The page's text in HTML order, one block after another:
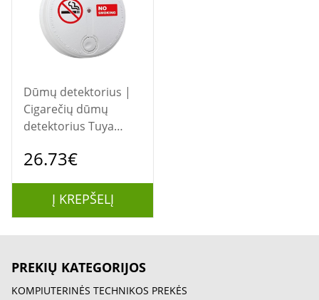
Dūmų detektorius |
Cigarečių dūmų
detektorius Tuya
26.73€
Į KREPŠELĮ
PREKIŲ KATEGORIJOS
KOMPIUTERINĖS TECHNIKOS PREKĖS